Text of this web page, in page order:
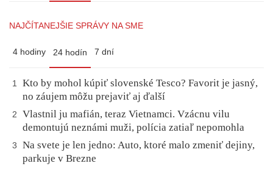
NAJČÍTANEJŠIE SPRÁVY NA SME
4 hodiny 24 hodín 7 dní
1
Kto by mohol kúpiť slovenské Tesco? Favorit je jasný,
no záujem môžu prejaviť aj ďalší
2
Vlastnil ju mafián, teraz Vietnamci. Vzácnu vilu
demontujú neznámi muži, polícia zatiaľ nepomohla
3
Na svete je len jedno: Auto, ktoré malo zmeniť dejiny,
parkuje v Brezne